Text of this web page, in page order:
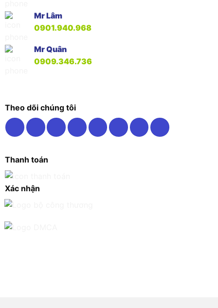
Mr Lâm
0901.940.968
Mr Quân
0909.346.736
Theo dõi chúng tôi
Thanh toán
Xác nhận